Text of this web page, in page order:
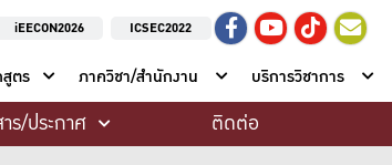
iEECON2026 ICSEC2022
ตร ภาควิชา/สำนักงาน บริการวิชาการ
ร/ประกาศ ติดต่อ